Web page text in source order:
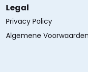
Legal
Privacy Policy
Algemene Voorwaarden